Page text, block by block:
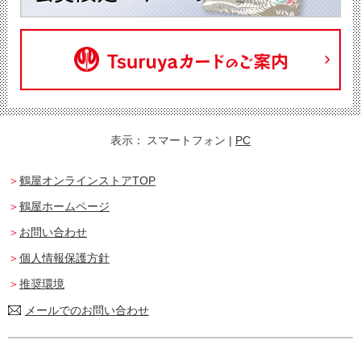
表示： スマートフォン | PC
鶴屋オンラインストアTOP
鶴屋ホームページ
お問い合わせ
個人情報保護方針
推奨環境
メールでのお問い合わせ